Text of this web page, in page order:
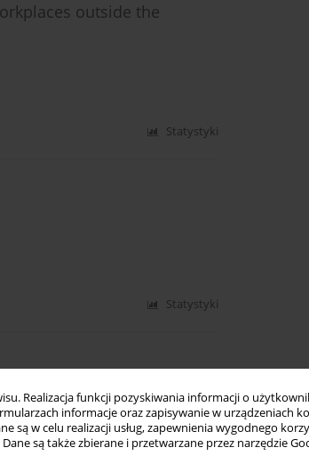
Realizacja funkcji pozyskiwania informacji o
informacje oraz zapisywanie w urządzeniach
są w celu realizacji usług, zapewnienia wygodnego
Dane są także zbierane i przetwarzane przez narzędzie
outside the
Statystyki
Statystyki
w latach 2009–